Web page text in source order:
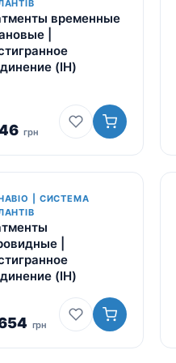
временные
|
(IH)
грн
| СИСТЕМА
|
(IH)
грн